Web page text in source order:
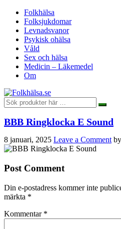
Folkhälsa
Folksjukdomar
Levnadsvanor
Psykisk ohälsa
Våld
Sex och hälsa
Medicin – Läkemedel
Om
BBB Ringklocka E Sound
8 januari, 2025 Leave a Comment by
Post Comment
Din e-postadress kommer inte
märkta *
Kommentar *